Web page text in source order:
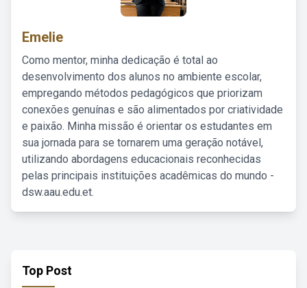
Emelie
Como mentor, minha dedicação é total ao
desenvolvimento dos alunos no ambiente escolar,
empregando métodos pedagógicos que priorizam
conexões genuínas e são alimentados por criatividade
e paixão. Minha missão é orientar os estudantes em
sua jornada para se tornarem uma geração notável,
utilizando abordagens educacionais reconhecidas
pelas principais instituições acadêmicas do mundo -
dsw.aau.edu.et.
Top Post